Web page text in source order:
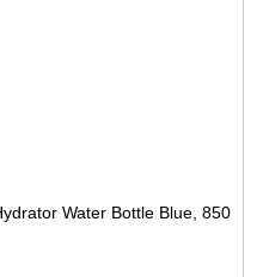
Water Bottle Blue, 850